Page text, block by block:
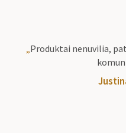
Produktai nenuvilia,